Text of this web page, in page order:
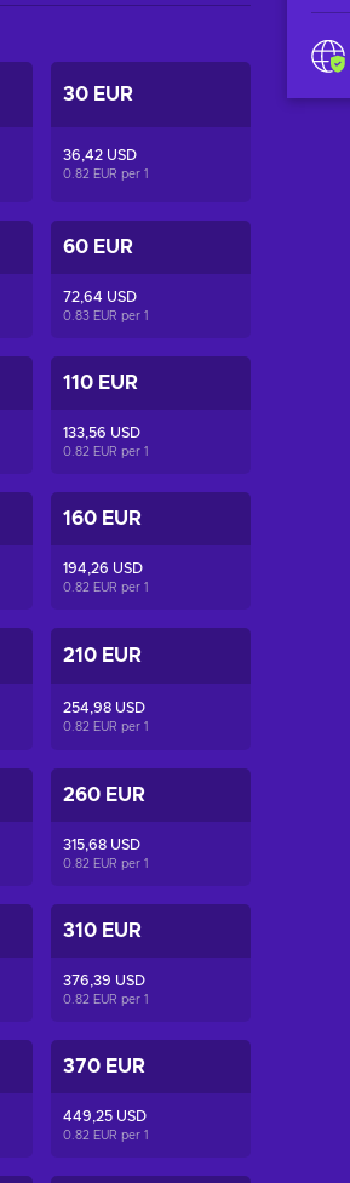
30 EUR
36,42 USD
0.82 EUR per1
60 EUR
72,64 USD
0.83 EUR per1
110 EUR
133,56 USD
0.82 EUR per1
160 EUR
194,26 USD
0.82 EUR per1
210 EUR
254,98 USD
0.82 EUR per1
260 EUR
315,68 USD
0.82 EUR per1
310 EUR
376,39 USD
0.82 EUR per1
370 EUR
449,25 USD
0.82 EUR per1